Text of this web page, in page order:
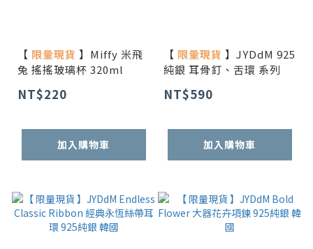
【 限量現貨 】Miffy 米飛
兔 搖搖玻璃杯 320ml
NT$220
加入購物車
【 限量現貨 】JYDdM 925
純銀 耳骨釘、舌環 系列
NT$590
加入購物車